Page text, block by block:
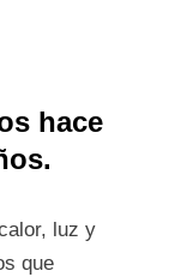
hace
luz y
que